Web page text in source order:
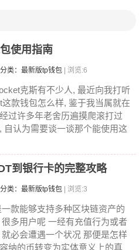
使用指南
分类：最新版tp钱包 | 浏览:6
克斯有不少人, 最近向我打听
款钱包怎么样, 鉴于我当属就在
过许多年老舍历遍摸爬滚打过
自认为需要谈一谈那个能使用这
到银行卡的完整攻略
分类：最新版tp钱包 | 浏览:3
款能够支持多种区块链资产的
多用户呢 一经有充值行为或者
必会遭遇一个状况 那便是怎样
纳的币转变为实体意义上的真